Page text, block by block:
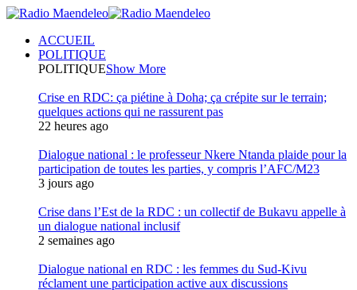
ACCUEIL
POLITIQUE
POLITIQUEShow More
Crise en RDC: ça piétine à Doha; ça crépite sur le terrain;
quelques actions qui ne rassurent pas
22 heures ago
Dialogue national : le professeur Nkere Ntanda plaide pour la
participation de toutes les parties, y compris l’AFC/M23
3 jours ago
Crise dans l’Est de la RDC : un collectif de Bukavu appelle à
un dialogue national inclusif
2 semaines ago
Dialogue national en RDC : les femmes du Sud-Kivu
réclament une participation active aux discussions